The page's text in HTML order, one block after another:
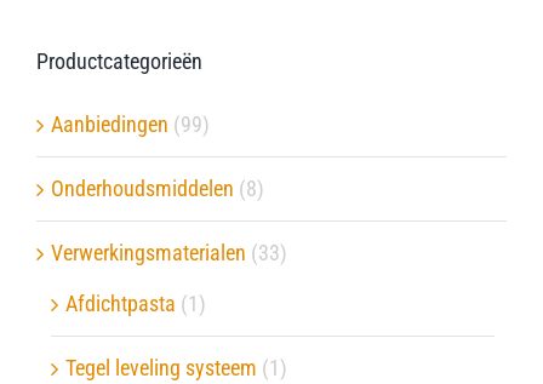
Productcategorieën
Aanbiedingen (99)
Onderhoudsmiddelen (8)
Verwerkingsmaterialen (33)
Afdichtpasta (1)
Tegel leveling systeem (1)